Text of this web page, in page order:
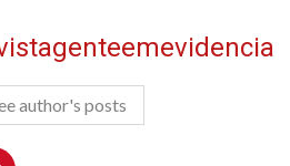
author's posts